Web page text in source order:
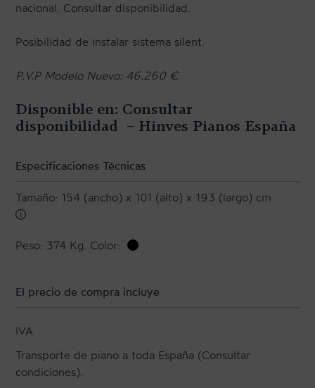
nacional. Consultar disponibilidad.
Posibilidad de instalar sistema silent.
P.V.P Modelo Nuevo: 46.260 €
Disponible en: Consultar
disponibilidad – Hinves Pianos España
Especificaciones Técnicas
Tamaño: 154 (ancho) x 101 (alto) x 193 (largo) cm
Peso: 374 Kg. Color:
El precio de compra incluye
IVA
Transporte de piano a toda España (Consultar
condiciones).